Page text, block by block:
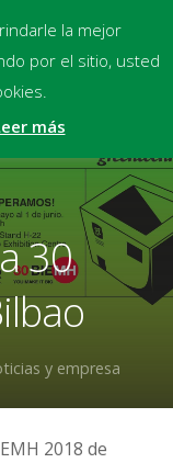
30
y empresa
2018 de
la mejor
por el sitio, usted
más